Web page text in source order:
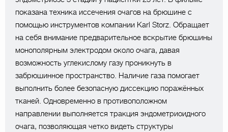
показана техника иссечения очагов на брюшине с
помощью инструментов компании Karl Storz. Обращает
на себя внимание предварительное вскрытие брюшины
монополярным электродом около очага, давая
возможность углекислому газу проникнуть в
забрюшинное пространство. Наличие газа помогает
выполнить более безопасную диссекцию поражённых
тканей. Одновременно в противоположном
направлении выполняется тракция эндометриоидного
очага, позволяющая четко видеть структуры